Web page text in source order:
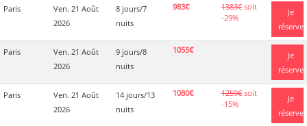
Paris
Ven. 21 Août
2026
8 jours/7
nuits
983€ 1383€ soit
-29%
Je
réserve
Paris
Ven. 21 Août
2026
9 jours/8
nuits
1055€
Je
réserve
Paris
Ven. 21 Août
2026
14 jours/13
nuits
1080€ 1259€ soit
-15%
Je
réserve